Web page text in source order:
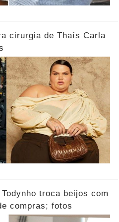
cirurgia de Thaís Carla
troca beijos com
compras; fotos